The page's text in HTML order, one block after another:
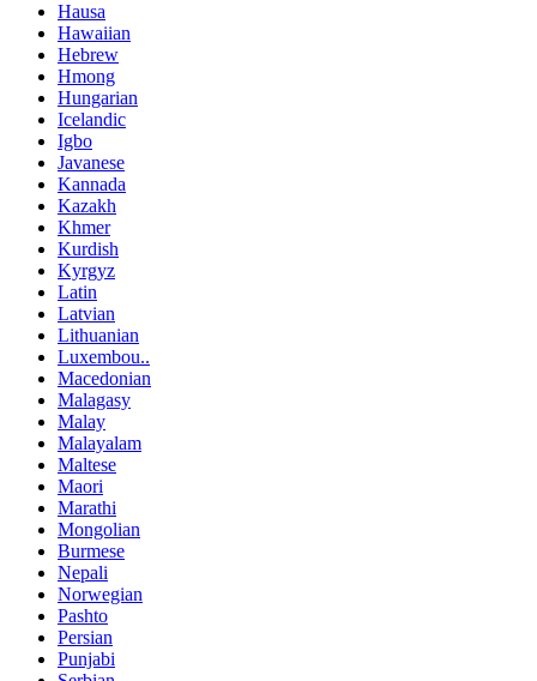
Hausa
Hawaiian
Hebrew
Hmong
Hungarian
Icelandic
Igbo
Javanese
Kannada
Kazakh
Khmer
Kurdish
Kyrgyz
Latin
Latvian
Lithuanian
Luxembou..
Macedonian
Malagasy
Malay
Malayalam
Maltese
Maori
Marathi
Mongolian
Burmese
Nepali
Norwegian
Pashto
Persian
Punjabi